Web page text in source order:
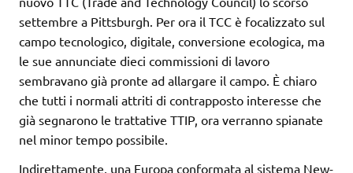
settembre a Pittsburgh. Per ora il TCC è focalizzato sul
campo tecnologico, digitale, conversione ecologica, ma
le sue annunciate dieci commissioni di lavoro
sembravano già pronte ad allargare il campo. È chiaro
che tutti i normali attriti di contrapposto interesse che
già segnarono le trattative TTIP, ora verranno spianate
nel minor tempo possibile.
Indirettamente, una Europa conformata al sistema New-